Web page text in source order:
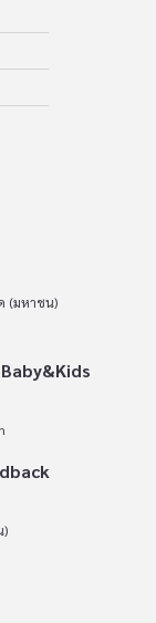
(มหาชน)
)